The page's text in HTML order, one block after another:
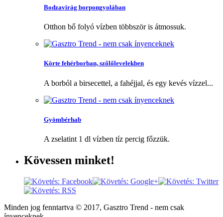
Bodzavirág borpongyolában
Otthon bő folyó vízben többször is átmossuk.
Körte fehérborban, szőlőlevelekben
A borból a birsecettel, a fahéjjal, és egy kevés vízzel...
Gyömbérhab
A zselatint 1 dl vízben tíz percig főzzük.
Kövessen minket!
Minden jog fenntartva © 2017, Gasztro Trend - nem csak